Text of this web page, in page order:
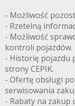
- Możliwość
- Rzetelną
- Możliwość
kontroli pojazdów.
- Historię pojazdu
strony CEPIK.
- Ofertę obsługi
serwisowania
- Rabaty na zakup